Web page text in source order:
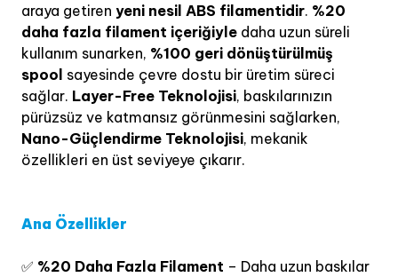
araya getiren yeni nesil ABS filamentidir. %20
daha fazla filament içeriğiyle daha uzun süreli
kullanım sunarken, %100 geri dönüştürülmüş
spool sayesinde çevre dostu bir üretim süreci
sağlar. Layer-Free Teknolojisi, baskılarınızın
pürüzsüz ve katmansız görünmesini sağlarken,
Nano-Güçlendirme Teknolojisi, mekanik
özellikleri en üst seviyeye çıkarır.
Ana Özellikler
✅ %20 Daha Fazla Filament – Daha uzun baskılar